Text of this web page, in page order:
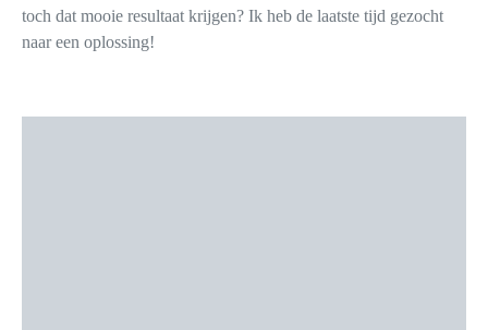
toch dat mooie resultaat krijgen? Ik heb de laatste tijd gezocht
naar een oplossing!